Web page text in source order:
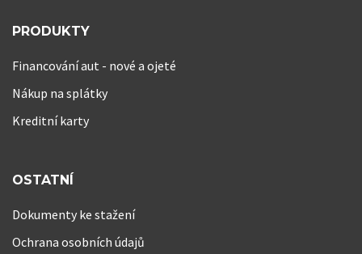
PRODUKTY
Financování aut - nové a ojeté
Nákup na splátky
Kreditní karty
OSTATNÍ
Dokumenty ke stažení
Ochrana osobních údajů